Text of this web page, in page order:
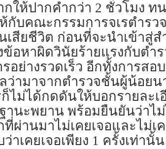
กให้ปากคำกว่า 2 ชั่วโมง
กับคณะกรรมการ​จเรตำร
เสียชีวิต​ ก่อนที่จะนำเข้าสู่
ข้อหา​ผิดวินัย​ร้ายแรงกับต
อย่างรวดเร็ว​ อีกทั้งการ
ว่ามาจากตำรวจชั้นผู้น้อย​
ไม่ได้กดดันให้บอกรายละเ
านะพยาน​ พร้อมยืนยันว่าไ
ที่ผ่านมาไม่เคยเจอและไม่
าเคยเจอเพียง​ 1 ครั้งเท่านั้น